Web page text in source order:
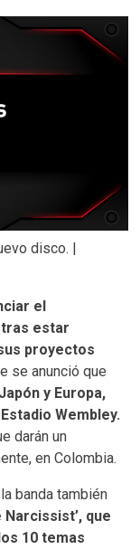
disco. |
el
estar
proyectos
se anunció que
y Europa,
Wembley.
darán un
en Colombia.
banda también
Narcissist’, que
10 temas